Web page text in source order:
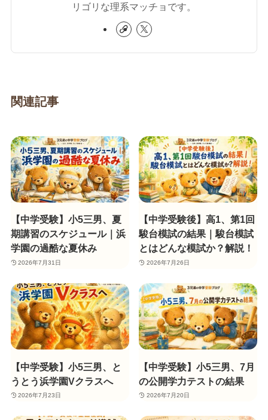
リゴリな理系マッチョです。
関連記事
【中学受験】小5三男、夏
期講習のスケジュール｜浜
学園の過酷な夏休み
2026年7月31日
【中学受験後】高1、第1回
駿台模試の結果｜駿台模試
とはどんな模試か？解説！
2026年7月26日
【中学受験】小5三男、と
うとう浜学園Vクラスへ
2026年7月23日
【中学受験】小5三男、7月
の公開学力テストの結果
2026年7月20日